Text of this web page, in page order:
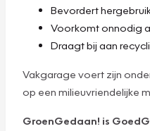
Bevordert
Voorkomt onnodig
Draagt bij aan
Vakgarage voert zijn
op een milieuvriendelijke
GroenGedaan! is